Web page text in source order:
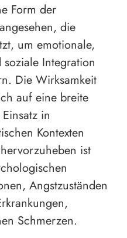
Form der
die
um emotionale,
Integration
Die Wirksamkeit
auf eine breite
in
Kontexten
ist
Angstzuständen
Schmerzen.